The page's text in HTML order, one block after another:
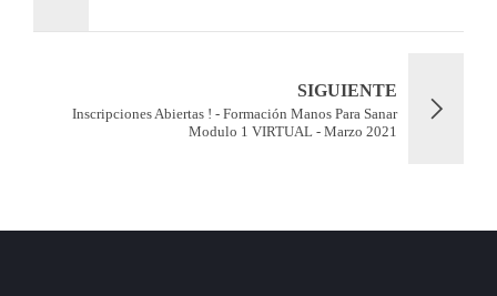
SIGUIENTE
Inscripciones Abiertas ! - Formación Manos Para Sanar
Modulo 1 VIRTUAL - Marzo 2021